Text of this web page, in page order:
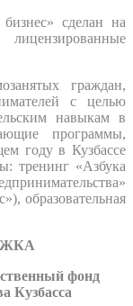
сделан на
граждан,
с целью
навыкам в
программы,
году в Кузбассе
тренинг «Азбука
образовательная
фонд
Кузбасса